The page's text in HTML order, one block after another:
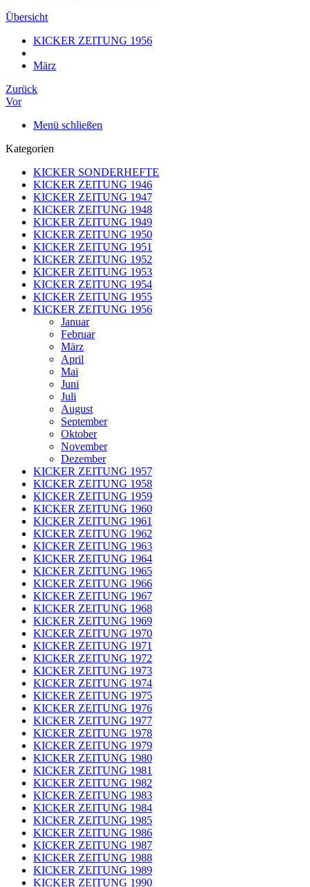
Übersicht
KICKER ZEITUNG 1956
März
Zurück
Vor
Menü schließen
Kategorien
KICKER SONDERHEFTE
KICKER ZEITUNG 1946
KICKER ZEITUNG 1947
KICKER ZEITUNG 1948
KICKER ZEITUNG 1949
KICKER ZEITUNG 1950
KICKER ZEITUNG 1951
KICKER ZEITUNG 1952
KICKER ZEITUNG 1953
KICKER ZEITUNG 1954
KICKER ZEITUNG 1955
KICKER ZEITUNG 1956
Januar
Februar
März
April
Mai
Juni
Juli
August
September
Oktober
November
Dezember
KICKER ZEITUNG 1957
KICKER ZEITUNG 1958
KICKER ZEITUNG 1959
KICKER ZEITUNG 1960
KICKER ZEITUNG 1961
KICKER ZEITUNG 1962
KICKER ZEITUNG 1963
KICKER ZEITUNG 1964
KICKER ZEITUNG 1965
KICKER ZEITUNG 1966
KICKER ZEITUNG 1967
KICKER ZEITUNG 1968
KICKER ZEITUNG 1969
KICKER ZEITUNG 1970
KICKER ZEITUNG 1971
KICKER ZEITUNG 1972
KICKER ZEITUNG 1973
KICKER ZEITUNG 1974
KICKER ZEITUNG 1975
KICKER ZEITUNG 1976
KICKER ZEITUNG 1977
KICKER ZEITUNG 1978
KICKER ZEITUNG 1979
KICKER ZEITUNG 1980
KICKER ZEITUNG 1981
KICKER ZEITUNG 1982
KICKER ZEITUNG 1983
KICKER ZEITUNG 1984
KICKER ZEITUNG 1985
KICKER ZEITUNG 1986
KICKER ZEITUNG 1987
KICKER ZEITUNG 1988
KICKER ZEITUNG 1989
KICKER ZEITUNG 1990